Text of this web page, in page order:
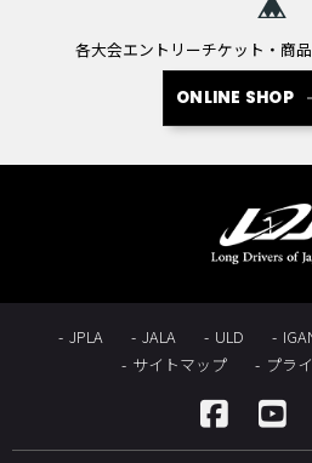
各大会エントリーチケット・商
ONLINE SHOP
JPLA JALA ULD
サイトマップ
プラ